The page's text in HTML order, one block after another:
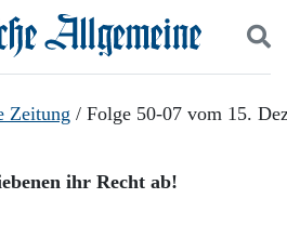
Politik
Panorama
Zeitung / Folge 50-07 vom 15.
ihr Recht ab!